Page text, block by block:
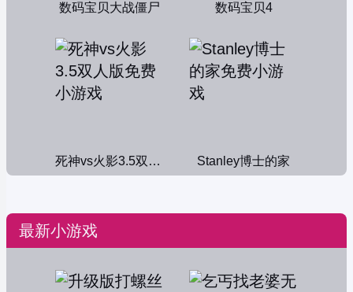
数码宝贝大战僵尸 数码宝贝4
死神vs火影3.5双人版 Stanley博士的家
最新小游戏